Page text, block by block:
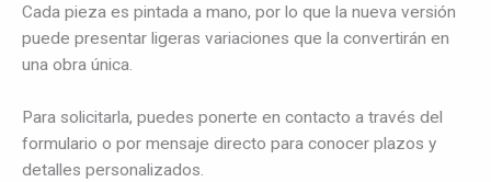
Cada pieza es pintada a mano, por lo que la nueva versión
puede presentar ligeras variaciones que la convertirán en
una obra única.
Para solicitarla, puedes ponerte en contacto a través del
formulario o por mensaje directo para conocer plazos y
detalles personalizados.